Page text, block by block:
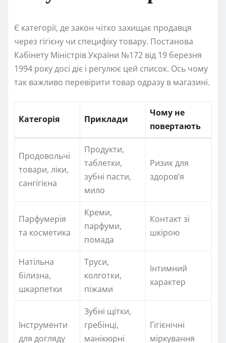
Є категорії, де закон чітко захищає продавця
через гігієну чи специфіку товару. Постанова
Кабінету Міністрів України №172 від 19 березня
1994 року досі діє і регулює цей список. Ось чому
так важливо перевірити товар одразу в магазині.
Категорія Приклади
Чому не
повертають
Продовольчі
товари, ліки,
сангігієна
Продукти,
таблетки,
зубні пасти,
мило
Ризик для
здоров’я
Парфумерія
та косметика
Креми,
парфуми,
помада
Контакт зі
шкірою
Натільна
білизна,
шкарпетки
Труси,
колготки,
піжами
Інтимний
характер
Інструменти
для догляду
Зубні щітки,
гребінці,
манікюрні
Гігієнічні
міркування